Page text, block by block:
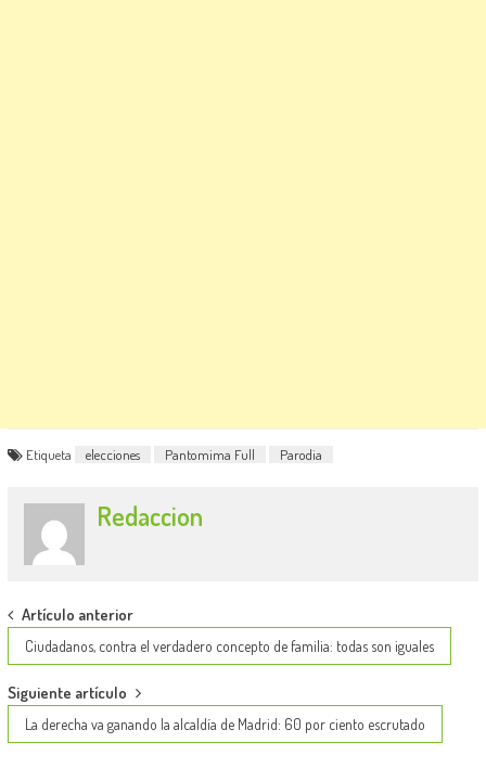
Etiqueta elecciones Pantomima Full Parodia
Redaccion
Post
navigation
Artículo anterior
Ciudadanos, contra el verdadero concepto de familia: todas son iguales
Siguiente artículo
La derecha va ganando la alcaldía de Madrid: 60 por ciento escrutado